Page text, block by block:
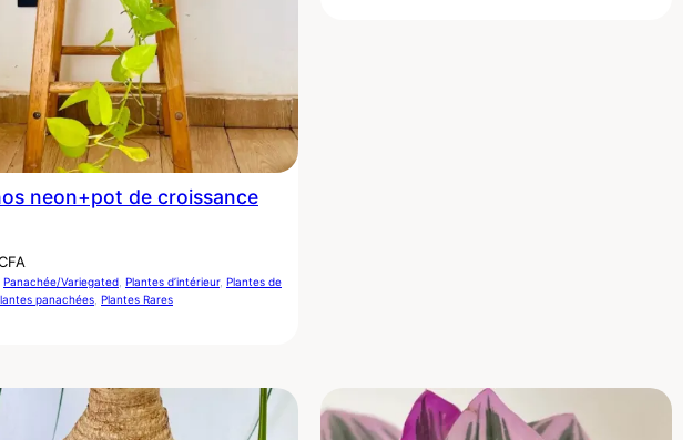
neon+pot de croissance
Panachée/Variegated Plantes d’intérieur, Plantes de
panachées Plantes Rares
pour vous